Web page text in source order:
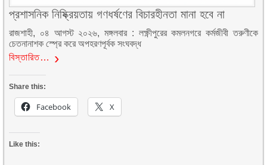
প্রশাসনিক নিষ্ক্রিয়তায় গণধর্ষণের বিচারহীনতা মানা হবে না
রাজশাহী, ০৪ আগস্ট ২০২৬, মঙ্গলবার : লক্ষ্ণীপুরের কমলনগরে কর্মজীবী তরুণীকে
চেতনানাশক স্প্রে করে অপহরণপূর্বক সংঘবদ্ধ
বিস্তারিত…
Share this:
Facebook X
Like this: